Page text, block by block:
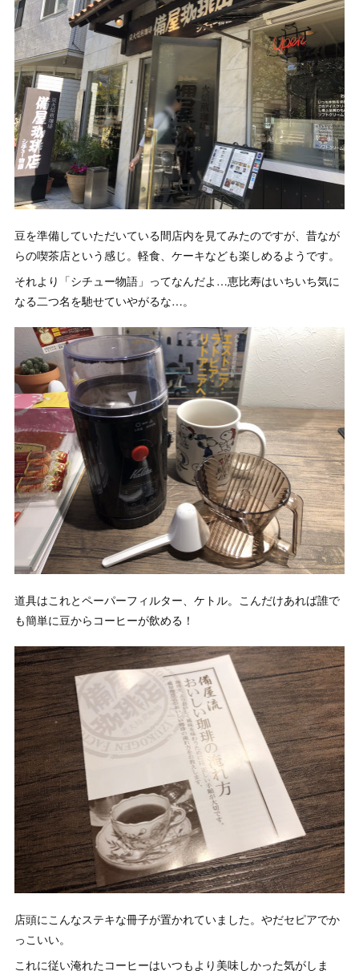
豆を準備していただいている間店内を見てみたのですが、昔なが
らの喫茶店という感じ。軽食、ケーキなども楽しめるようです。
それより「シチュー物語」ってなんだよ…恵比寿はいちいち気に
なる二つ名を馳せていやがるな…。
道具はこれとペーパーフィルター、ケトル。こんだけあれば誰で
も簡単に豆からコーヒーが飲める！
店頭にこんなステキな冊子が置かれていました。やだセピアでか
っこいい。
これに従い淹れたコーヒーはいつもより美味しかった気がしま